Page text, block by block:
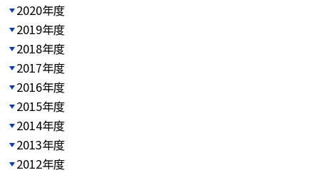
2020年度
2019年度
2018年度
2017年度
2016年度
2015年度
2014年度
2013年度
2012年度